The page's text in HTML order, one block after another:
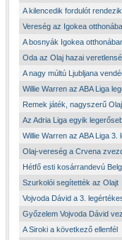
A kilencedik fordulót
Vereség az Igokea
A bosnyák Igokea
Oda az Olaj hazai
A nagy múltú Ljubljana
Willie Warren az ABA Liga
Remek játék, nagyszerű
Az Adria Liga egyik
Willie Warren az ABA Liga
Olaj-vereség a Crvena
Hétfő esti kosárrandevú
Szurkolói segítették az Olajt
Vojvoda Dávid a 3.
Győzelem Vojvoda Dávid
A Siroki a következő ellenfél